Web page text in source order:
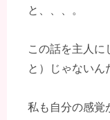
と、、、。
この話を主人に
と）じゃないん
私も自分の感覚